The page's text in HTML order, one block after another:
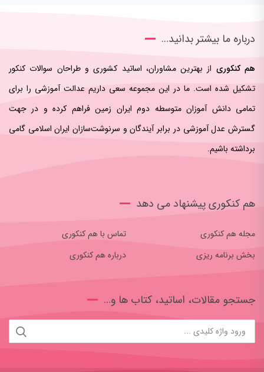
درباره ما بیشتر بدانید…
هم کنکوری از بهترین مشاوران، اساتید کشوری و طراحان سوالات کنکور
تشکیل شده است. ما در این مجموعه سعی داریم عدالت آموزشی را برای
تمامی دانش آموزان متوسطه دوم ایران زمین فراهم کرده و در جهت
گسترش عدل آموزشی در برابر آیندگان و سرنوشت‌سازان ایران اسلامی‌ گامی
برداشته باشیم.
هم کنکوری پیشنهاد می دهد
مجله هم کنکوری
تماس با هم کنکوری
بخش برنامه ریزی
درباره هم کنکوری
جستجو مقالات، اساتید، کتاب ها و…